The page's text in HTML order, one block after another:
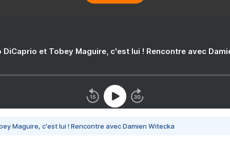
DiCaprio et Tobey Maguire, c'est lui ! Rencontre avec
Maguire, c'est lui ! Rencontre avec Damien Witecka